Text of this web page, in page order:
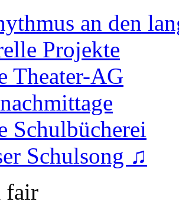
an den
Projekte
Theater-AG
Schulbücherei
Schulsong ♫
fair